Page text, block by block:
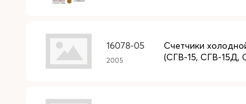
16078-05
2005
Счетчики
(СГВ-15, СГВ-15Д,